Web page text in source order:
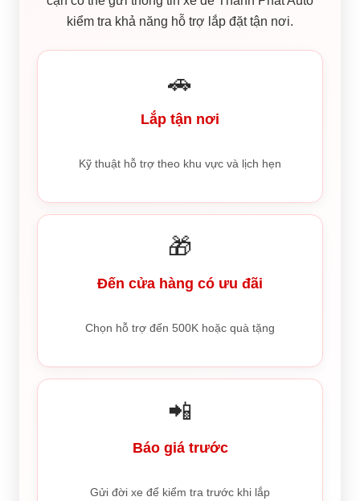
kiểm tra khả năng hỗ trợ lắp đặt tận nơi.
🚗
Lắp tận nơi
Kỹ thuật hỗ trợ theo khu vực và lịch hẹn
🎁
Đến cửa hàng có ưu đãi
Chọn hỗ trợ đến 500K hoặc quà tặng
📲
Báo giá trước
Gửi đời xe để kiểm tra trước khi lắp